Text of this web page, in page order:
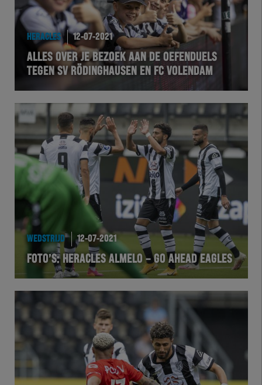
HEREXC
EXCHER
HERTEL
Natuurgras
Wedstrijd
Heracles
BusinessClub
Foundation
Futsal
HERACLES 12-07-2021
ALLES OVER JE BEZOEK AAN DE OEFENDUELS
TEGEN SV RÖDINGHAUSEN EN FC VOLENDAM
WEDSTRIJD 12-07-2021
FOTO’S: HERACLES ALMELO – GO AHEAD EAGLES